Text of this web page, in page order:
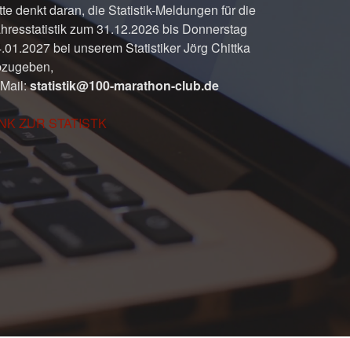
denkt daran, die Statistik-Meldungen für die
zum 31.12.2026 bis Donnerstag
bei unserem Statistiker Jörg Chittka
statistik@100-marathon-club.de
ZUR STATISTK